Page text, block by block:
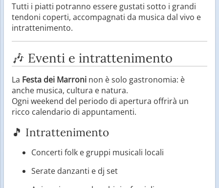
Tutti i piatti potranno essere gustati sotto i grandi
tendoni coperti, accompagnati da musica dal vivo e
intrattenimento.
🎶 Eventi e intrattenimento
La Festa dei Marroni non è solo gastronomia: è
anche musica, cultura e natura.
Ogni weekend del periodo di apertura offrirà un
ricco calendario di appuntamenti.
🎵 Intrattenimento
Concerti folk e gruppi musicali locali
Serate danzanti e dj set